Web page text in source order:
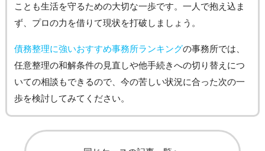
ことも生活を守るための大切な一歩です。一人で抱え込ま
ず、プロの力を借りて現状を打破しましょう。
債務整理に強いおすすめ事務所ランキングの事務所では、
任意整理の和解条件の見直しや他手続きへの切り替えにつ
いての相談もできるので、今の苦しい状況に合った次の一
歩を検討してみてください。